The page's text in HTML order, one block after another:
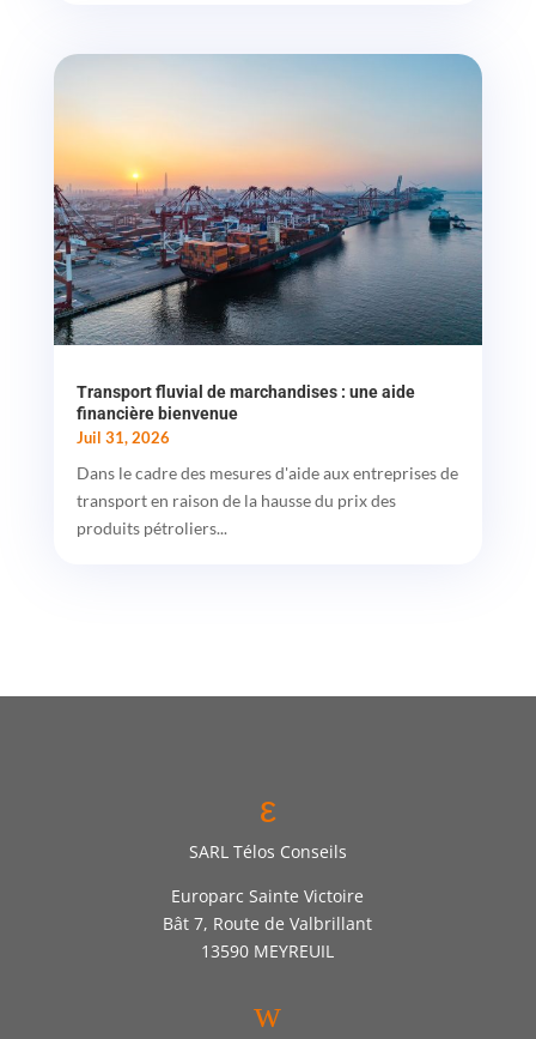
Transport fluvial de marchandises : une aide
financière bienvenue
Juil 31, 2026
Dans le cadre des mesures d'aide aux entreprises de
transport en raison de la hausse du prix des
produits pétroliers...
ε
SARL Télos Conseils
Europarc Sainte Victoire
Bât 7, Route de Valbrillant
13590 MEYREUIL
w